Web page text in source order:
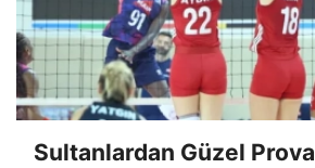
Sultanlardan Güzel Prova